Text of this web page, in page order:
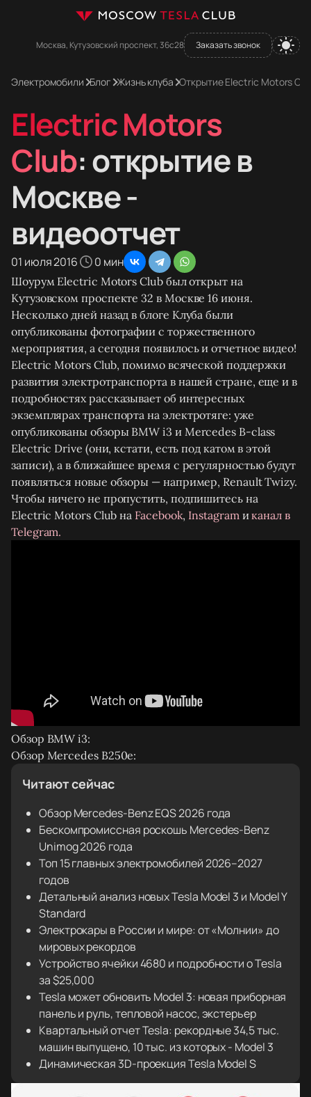
Москва, Кутузовский проспект, 36с28 Заказать звонок
Электромобили Блог Жизнь клуба Открытие Electric Motors
Electric Motors
Club: открытие в
Москве -
видеоотчет
01 июля 2016 0 мин
Шоурум Electric Motors Club был открыт на
Кутузовском проспекте 32 в Москве 16 июня.
Несколько дней назад в блоге Клуба были
опубликованы фотографии с торжественного
мероприятия, а сегодня появилось и отчетное видео!
Electric Motors Club, помимо всяческой поддержки
развития электротранспорта в нашей стране, еще и в
подробностях рассказывает об интересных
экземплярах транспорта на электротяге: уже
опубликованы обзоры BMW i3 и Mercedes B-class
Electric Drive (они, кстати, есть под катом в этой
записи), а в ближайшее время с регулярностью будут
появляться новые обзоры — например, Renault Twizy.
Чтобы ничего не пропустить, подпишитесь на
Electric Motors Club на Facebook, Instagramиканал в
Telegram.
Обзор BMW i3:
Обзор Mercedes B250e:
Читают сейчас
Обзор Mercedes-Benz EQS 2026 года
Бескомпромиссная роскошь Mercedes-Benz
Unimog 2026 года
Топ 15 главных электромобилей 2026–2027
годов
Детальный анализ новых Tesla Model 3 и Model Y
Standard
Электрокары в России и мире: от «Молнии» до
мировых рекордов
Устройство ячейки 4680 и подробности о Tesla
за $25,000
Tesla может обновить Model 3: новая приборная
панель и руль, тепловой насос, экстерьер
Квартальный отчет Tesla: рекордные 34,5 тыс.
машин выпущено, 10 тыс. из которых - Model 3
Динамическая 3D-проекция Tesla Model S